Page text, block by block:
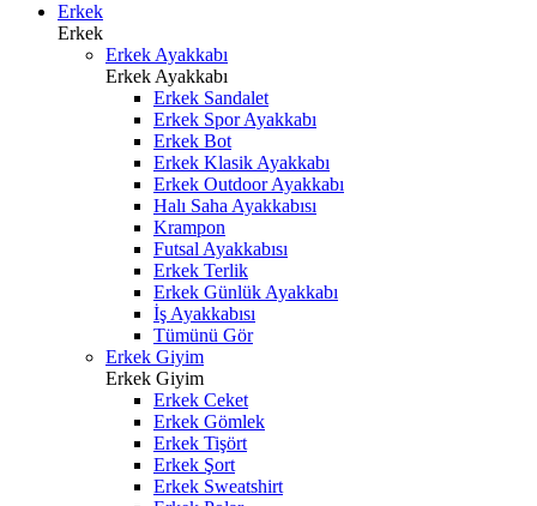
Erkek
Erkek
Erkek Ayakkabı
Erkek Ayakkabı
Erkek Sandalet
Erkek Spor Ayakkabı
Erkek Bot
Erkek Klasik Ayakkabı
Erkek Outdoor Ayakkabı
Halı Saha Ayakkabısı
Krampon
Futsal Ayakkabısı
Erkek Terlik
Erkek Günlük Ayakkabı
İş Ayakkabısı
Tümünü Gör
Erkek Giyim
Erkek Giyim
Erkek Ceket
Erkek Gömlek
Erkek Tişört
Erkek Şort
Erkek Sweatshirt